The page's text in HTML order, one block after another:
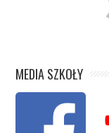
MEDIA SZKOŁY